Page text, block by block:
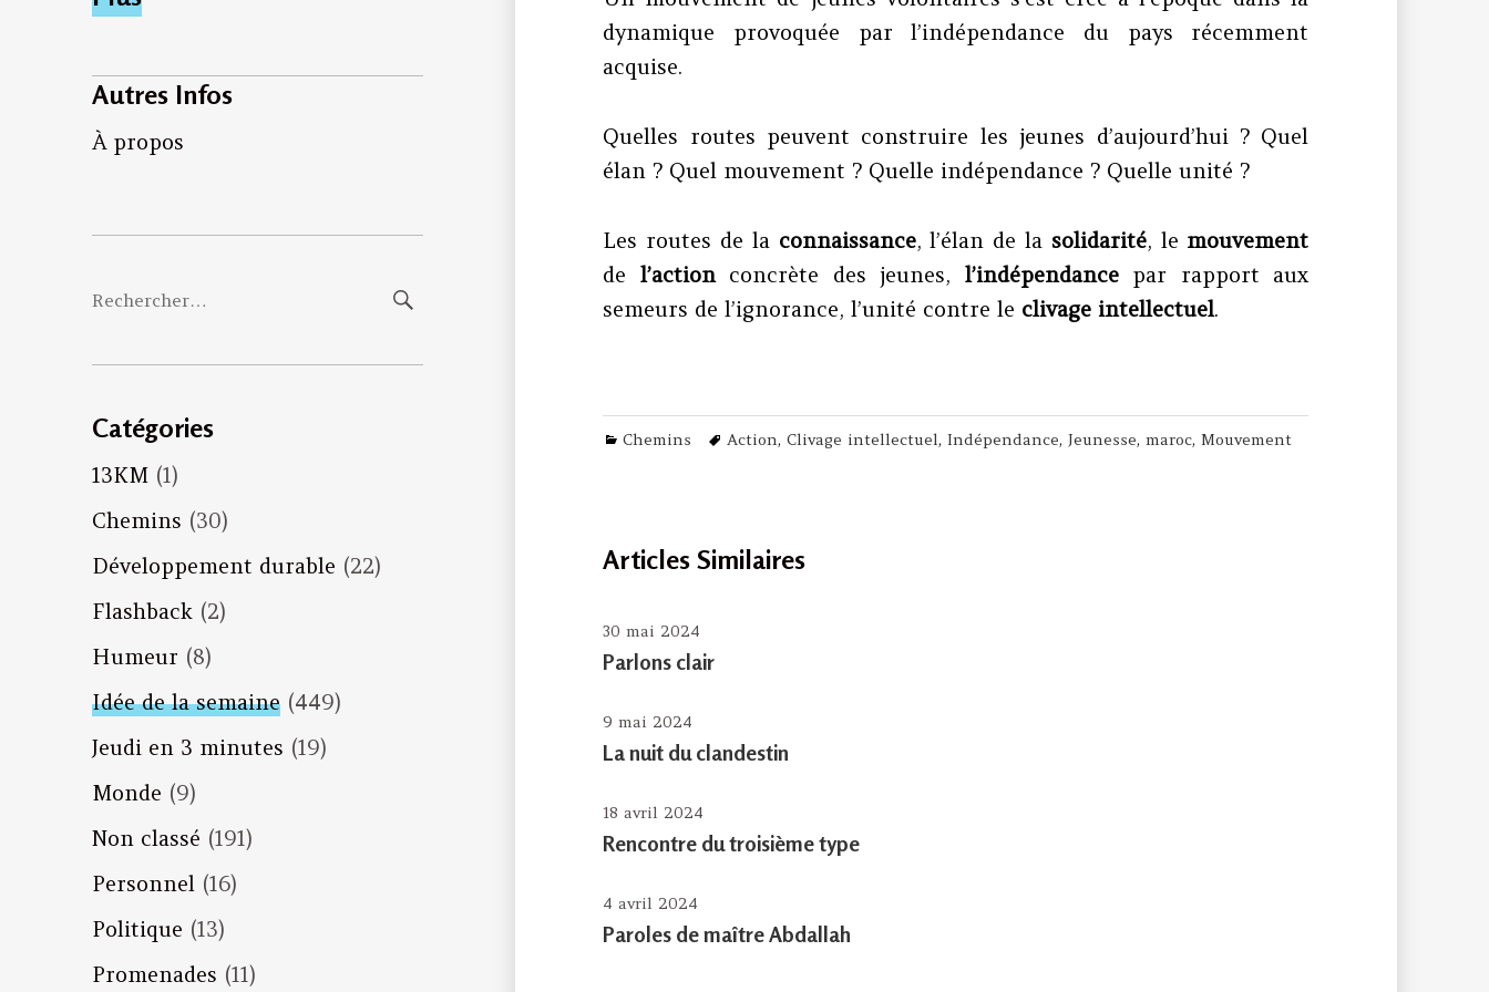
Autres Infos
À propos
Rechercher :
Catégories
13KM(1)
Chemins (30)
Développement durable (22)
Flashback (2)
Humeur (8)
Idée de la semaine(449)
Jeudi en 3 minutes (19)
Monde (9)
Non classé (191)
Personnel (16)
Politique (13)
Promenades (11)
dynamique provoquée par l’indépendance du pays récemment
acquise.
Quelles routes peuvent construire les jeunes d’aujourd’hui ? Quel
élan ? Quel mouvement ? Quelle indépendance ? Quelle unité ?
Les routes de la connaissance, l’élan de la solidarité, le mouvement
de l’actionconcrète des jeunes, l’indépendancepar rapport aux
semeurs de l’ignorance, l’unité contre le clivage intellectuel.
Categories
Chemins Tags
Action,Clivage intellectuel,Indépendance,Jeunesse,maroc,Mouvement
Articles Similaires
30 mai 2024
Parlons clair
9 mai 2024
La nuit du clandestin
18 avril 2024
Rencontre du troisième type
4 avril 2024
Paroles de maître Abdallah